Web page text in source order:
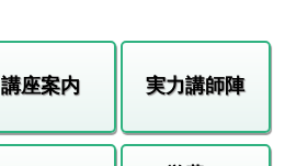
講座案内 実力講師陣